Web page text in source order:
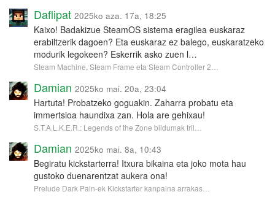
Daflipat 2025ko aza. 17a, 18:25
Kaixo! Badakizue SteamOS sistema eragilea euskaraz
erabiltzerik dagoen? Eta euskaraz ez balego, euskaratzeko
modurik legokeen? Eskerrik asko zuen l…
Steam Machine, Steam Frame eta Steam Controller 2…
Damian 2025ko mai. 20a, 23:04
Hartuta! Probatzeko goguakin. Zaharra probatu eta
immertsioa haundixa zan. Hola are gehixau!
S.T.A.L.K.E.R.: Legends of the Zone bildumak tril…
Damian 2025ko mai. 8a, 10:43
Begiratu kickstarterra! Itxura bikaina eta joko mota hau
gustoko duenarentzat aukera ona!
Prelude Dark Pain-ek Kickstarter kanpaina arrakas…